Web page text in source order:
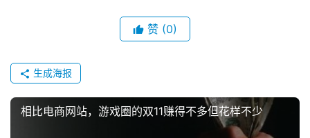
游
茶
赞 (0)
生成海报
相比电商网站，游戏圈的双11赚得不多但花样不少